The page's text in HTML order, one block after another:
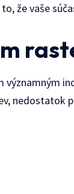
že vaše
významným
nedostatok